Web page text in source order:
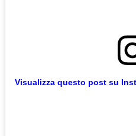
Visualizza questo post su